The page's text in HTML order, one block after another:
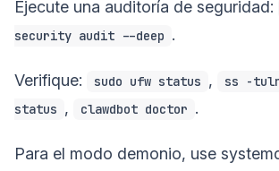
Ejecute una auditoría de seguridad:
security audit --deep .
Verifique: sudo ufw status , ss -
status , clawdbot doctor .
Para el modo demonio, use